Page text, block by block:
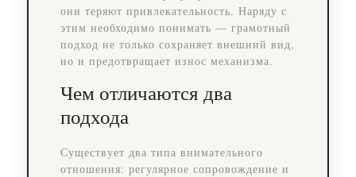
они теряют привлекательность. Наряду с
этим необходимо понимать — грамотный
подход не только сохраняет внешний вид,
но и предотвращает износ механизма.
Чем отличаются два
подхода
Существует два типа внимательного
отношения: регулярное сопровождение и